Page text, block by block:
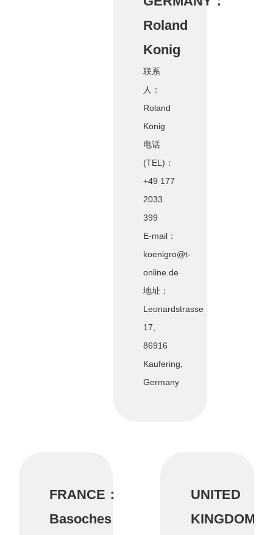
Roland
Konig
联系
人：
Roland
Konig
电话
(TEL)：
+49 177
2033
399
E-mail：
koenigro@t-
online.de
地址：
Leonardstrasse
17,
86916
Kaufering,
Germany
UNITED
KINGDOM：
FRANCE：
Basoches